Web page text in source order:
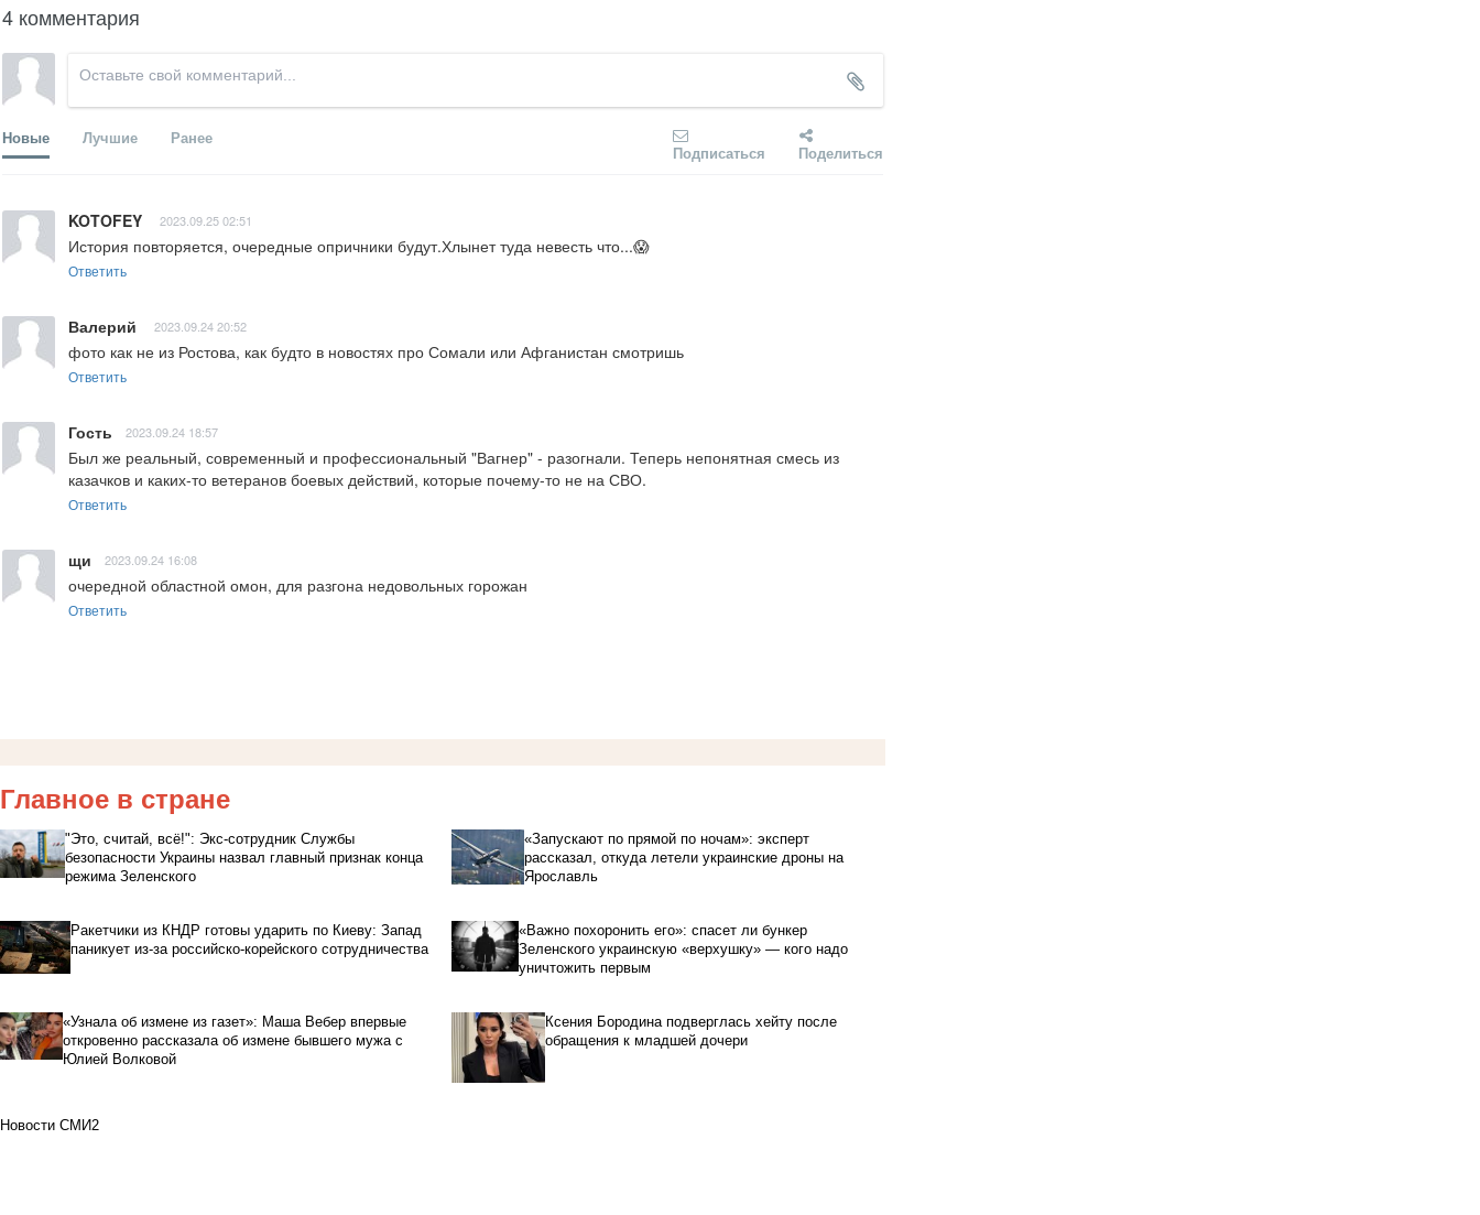
4 комментария
Новые Лучшие Ранее
Подписаться Поделиться
KOTOFEY 2023.09.25 02:51
История повторяется, очередные опричники будут.Хлынет туда невесть что...😱
Ответить
Валерий 2023.09.24 20:52
фото как не из Ростова, как будто в новостях про Сомали или Афганистан смотришь
Ответить
Гость 2023.09.24 18:57
Был же реальный, современный и профессиональный "Вагнер" - разогнали. Теперь непонятная смесь из
казачков и каких-то ветеранов боевых действий, которые почему-то не на СВО.
Ответить
щи 2023.09.24 16:08
очередной областной омон, для разгона недовольных горожан
Ответить
Главное в стране
"Это, считай, всё!": Экс-сотрудник Службы
безопасности Украины назвал главный признак конца
режима Зеленского
«Запускают по прямой по ночам»: эксперт
рассказал, откуда летели украинские дроны на
Ярославль
Ракетчики из КНДР готовы ударить по Киеву: Запад
паникует из-за российско-корейского сотрудничества
«Важно похоронить его»: спасет ли бункер
Зеленского украинскую «верхушку» — кого надо
уничтожить первым
«Узнала об измене из газет»: Маша Вебер впервые
откровенно рассказала об измене бывшего мужа с
Юлией Волковой
Ксения Бородина подверглась хейту после
обращения к младшей дочери
Новости СМИ2